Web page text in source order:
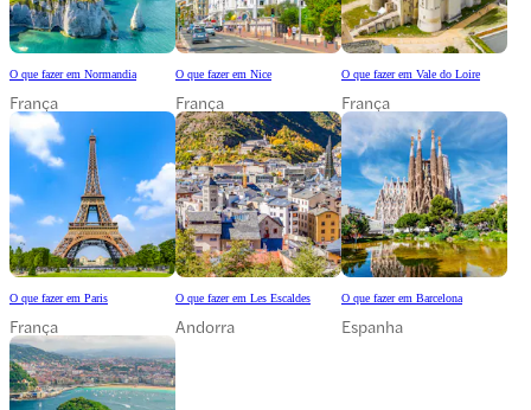
O que fazer em Normandia
França
O que fazer em Nice
França
O que fazer em Vale do Loire
França
O que fazer em Paris
França
O que fazer em Les Escaldes
Andorra
O que fazer em Barcelona
Espanha